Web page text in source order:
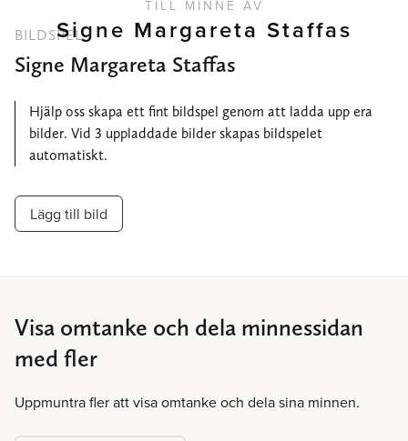
TILL MINNE AV
Signe Margareta Staffas
BILDSPEL
Signe Margareta Staffas
Hjälp oss skapa ett fint bildspel genom att ladda upp era
bilder. Vid 3 uppladdade bilder skapas bildspelet
automatiskt.
Lägg till bild
Visa omtanke och dela minnessidan
med fler
Uppmuntra fler att visa omtanke och dela sina minnen.